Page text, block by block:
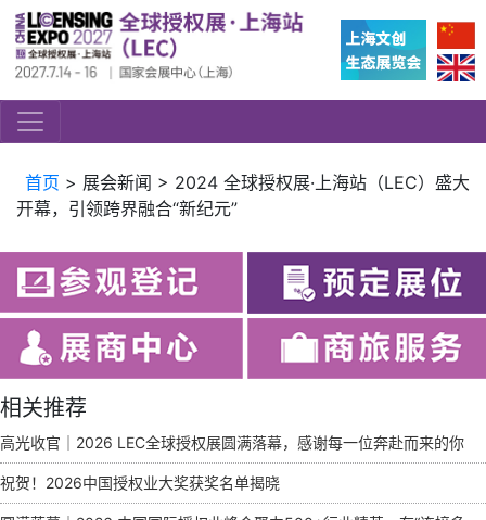
首页 > 展会新闻 > 2024 全球授权展·上海站（LEC）盛大
开幕，引领跨界融合“新纪元”
相关推荐
高光收官｜2026 LEC全球授权展圆满落幕，感谢每一位奔赴而来的你
祝贺！2026中国授权业大奖获奖名单揭晓